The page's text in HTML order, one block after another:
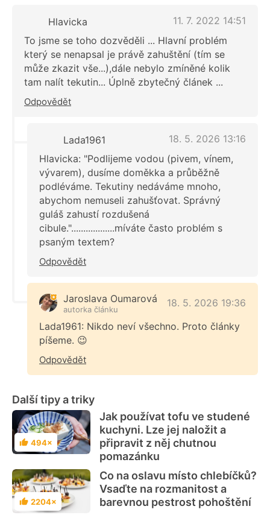
Hlavicka
11. 7. 2022 14:51
To jsme se toho dozvěděli ... Hlavní problém
který se nenapsal je právě zahuštění (tím se
může zkazit vše...),dále nebylo zmíněné kolik
tam nalít tekutin... Úplně zbytečný článek ...
Odpovědět
Lada1961
18. 5. 2026 13:16
Hlavicka: "Podlijeme vodou (pivem, vínem,
vývarem), dusíme doměkka a průběžně
podléváme. Tekutiny nedáváme mnoho,
abychom nemuseli zahušťovat. Správný
guláš zahustí rozdušená
cibule."..................míváte často problém s
psaným textem?
Odpovědět
Jaroslava Oumarová
autorka článku
18. 5. 2026 19:36
Lada1961: Nikdo neví všechno. Proto články
píšeme. 😉
Odpovědět
Další tipy a triky
Hodnocení
494×
Jak používat tofu ve studené
kuchyni. Lze jej naložit a
připravit z něj chutnou
pomazánku
Hodnocení
2204×
Co na oslavu místo chlebíčků?
Vsaďte na rozmanitost a
barevnou pestrost pohoštění